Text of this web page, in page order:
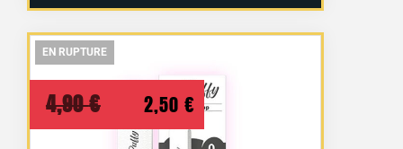
EN RUPTURE
EN RUPTURE
4,90€
Le
prix
2,50 € Le
prix
EN RUPTURE